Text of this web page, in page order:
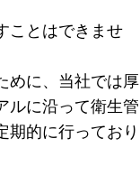
ことはできませ
めに、当社では厚
ルに沿って衛生管
期的に行っており